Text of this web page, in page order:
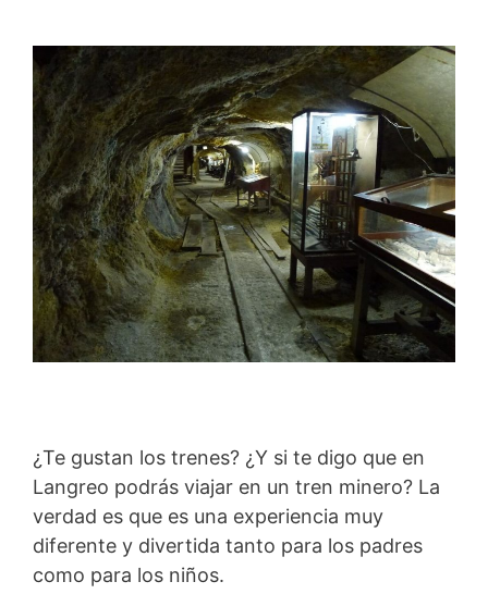
¿Te gustan los trenes? ¿Y si te digo que en
Langreo podrás viajar en un tren minero? La
verdad es que es una experiencia muy
diferente y divertida tanto para los padres
como para los niños.